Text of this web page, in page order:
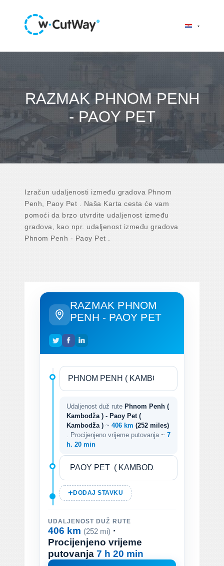
RAZMAK PHNOM PENH
- PAOY PET
Izračun udaljenosti između gradova Phnom
Penh, Paoy Pet . Naša Karta cesta će vam
pomoći da brzo utvrdite udaljenost između
gradova, kao npr. udaljenost između gradova
Phnom Penh - Paoy Pet .
RAZMAK PHNOM
PENH - PAOY PET
Udaljenost duž rute Phnom Penh (
Kambodža ) - Paoy Pet (
Kambodža ) ~ 406 km (252 miles)
. Procijenjeno vrijeme putovanja ~ 7
h. 20 min
DODAJ STAVKU
UDALJENOST DUŽ RUTE
406 km (252 mi) ·
Procijenjeno vrijeme
putovanja 7 h 20 min